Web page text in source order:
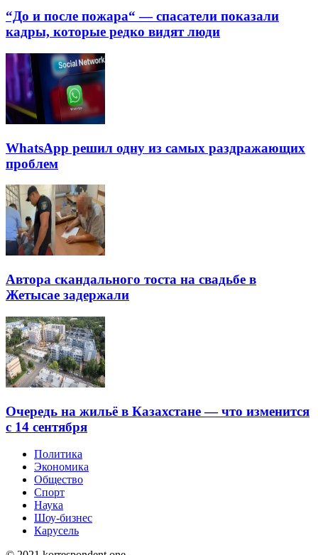
“До и после пожара“ — спасатели показали
кадры, которые редко видят люди
WhatsApp решил одну из самых раздражающих
проблем
Автора скандального тоста на свадьбе в
Жетысае задержали
Очередь на жильё в Казахстане — что изменится
с 14 сентября
Политика
Экономика
Общество
Спорт
Наука
Шоу-бизнес
Карусель